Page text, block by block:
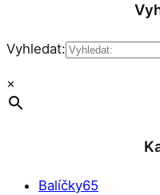
Vyhledat:
×
Balíčky65